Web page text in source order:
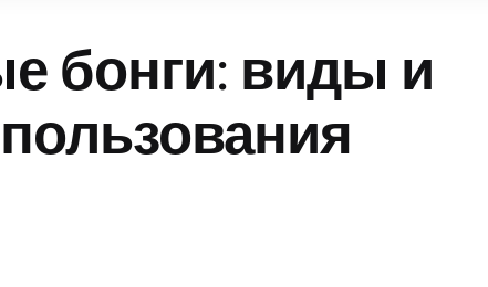
бонги: виды и